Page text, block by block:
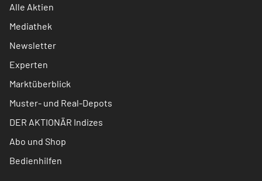
Alle Aktien
Mediathek
Newsletter
Experten
Marktüberblick
Muster- und Real-Depots
DER AKTIONÄR Indizes
Abo und Shop
Bedienhilfen